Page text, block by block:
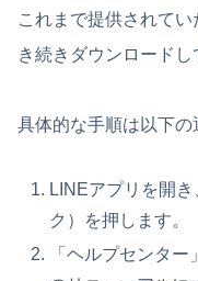
これまで提供されてい
き続きダウンロードし
具体的な手順は以下の
LINEアプリを開
ク）を押します。
「ヘルプセンタ